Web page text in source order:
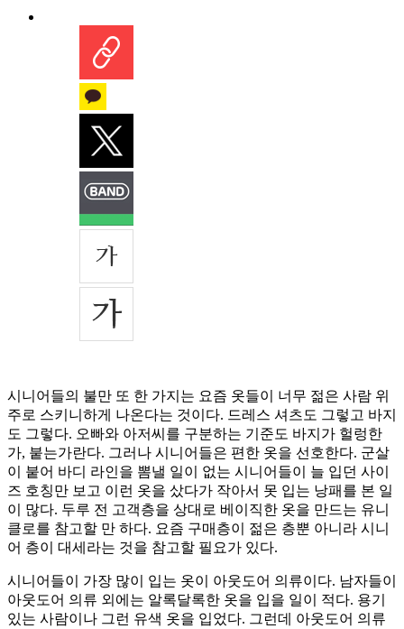
시니어들의 불만 또 한 가지는 요즘 옷들이 너무 젊은 사람 위
주로 스키니하게 나온다는 것이다. 드레스 셔츠도 그렇고 바지
도 그렇다. 오빠와 아저씨를 구분하는 기준도 바지가 헐렁한
가, 붙는가란다. 그러나 시니어들은 편한 옷을 선호한다. 군살
이 붙어 바디 라인을 뽐낼 일이 없는 시니어들이 늘 입던 사이
즈 호칭만 보고 이런 옷을 샀다가 작아서 못 입는 낭패를 본 일
이 많다. 두루 전 고객층을 상대로 베이직한 옷을 만드는 유니
클로를 참고할 만 하다. 요즘 구매층이 젊은 층뿐 아니라 시니
어 층이 대세라는 것을 참고할 필요가 있다.
시니어들이 가장 많이 입는 옷이 아웃도어 의류이다. 남자들이
아웃도어 의류 외에는 알록달록한 옷을 입을 일이 적다. 용기
있는 사람이나 그런 유색 옷을 입었다. 그런데 아웃도어 의류